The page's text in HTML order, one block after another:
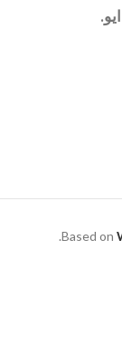
Based on
.